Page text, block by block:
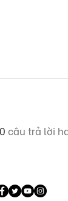
0 câu trả lời